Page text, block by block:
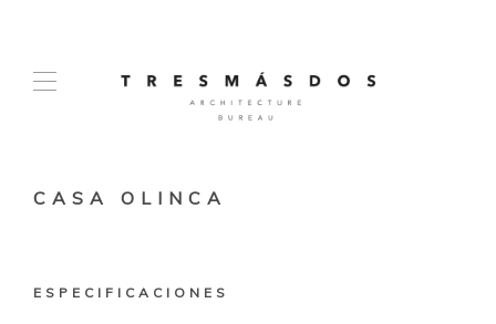
CASA OLINCA
ESPECIFICACIONES